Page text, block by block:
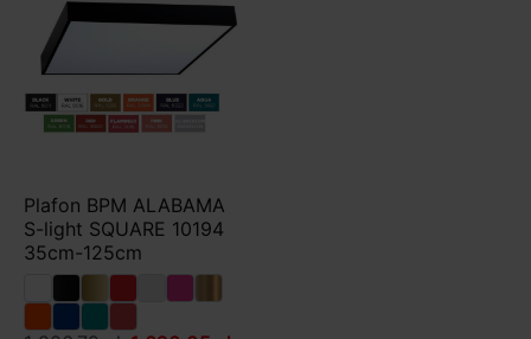
Plafon BPM ALABAMA
S-light SQUARE 10194
35cm-125cm